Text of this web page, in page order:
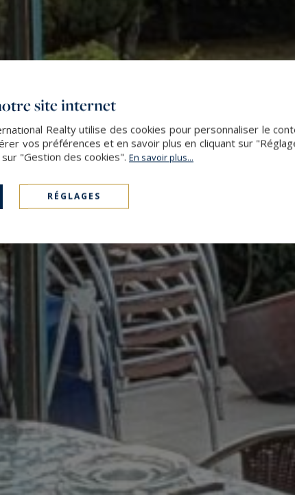
site internet
Realty utilise des cookies pour personnaliser le
vos préférences et en savoir plus en cliquant sur
"Gestion des cookies". En savoir plus...
RÉGLAGES